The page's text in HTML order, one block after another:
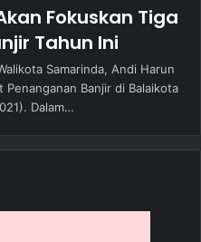
Fokuskan Tiga
Tahun Ini
Samarinda, Andi Harun
Banjir di Balaikota
Dalam…